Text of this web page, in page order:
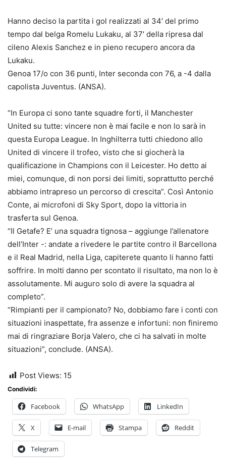
Hanno deciso la partita i gol realizzati al 34′ del primo
tempo dal belga Romelu Lukaku, al 37′ della ripresa dal
cileno Alexis Sanchez e in pieno recupero ancora da
Lukaku.
Genoa 17/o con 36 punti, Inter seconda con 76, a -4 dalla
capolista Juventus. (ANSA).
“In Europa ci sono tante squadre forti, il Manchester
United su tutte: vincere non è mai facile e non lo sarà in
questa Europa League. In Inghilterra tutti chiedono allo
United di vincere il trofeo, visto che si giocherà la
qualificazione in Champions con il Leicester. Ho detto ai
miei, comunque, di non porsi dei limiti, soprattutto perché
abbiamo intrapreso un percorso di crescita”. Così Antonio
Conte, ai microfoni di Sky Sport, dopo la vittoria in
trasferta sul Genoa.
“Il Getafe? E’ una squadra tignosa – aggiunge l’allenatore
dell’Inter -: andate a rivedere le partite contro il Barcellona
e il Real Madrid, nella Liga, capiterete quanto li hanno fatti
soffrire. In molti danno per scontato il risultato, ma non lo è
assolutamente. Mi auguro solo di avere la squadra al
completo”.
“Rimpianti per il campionato? No, dobbiamo fare i conti con
situazioni inaspettate, fra assenze e infortuni: non finiremo
mai di ringraziare Borja Valero, che ci ha salvati in molte
situazioni”, conclude. (ANSA).
Post Views: 15
Condividi:
Facebook WhatsApp LinkedIn
X E-mail Stampa Reddit
Telegram